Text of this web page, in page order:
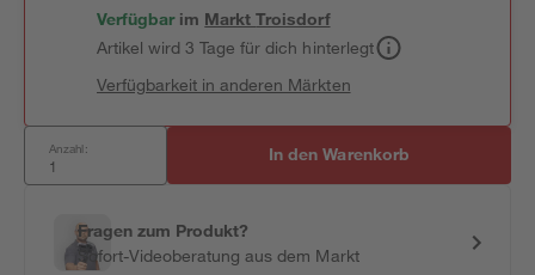
Verfügbar im MarktTroisdorf
Artikel wird 3 Tage für dich hinterlegt
Verfügbarkeit in anderen Märkten
Anzahl: In den Warenkorb
Fragen zum Produkt?
Sofort-Videoberatung aus dem Markt